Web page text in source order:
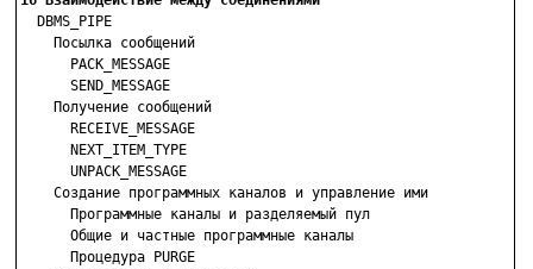
DBMS_PIPE
    Посылка сообщений
      PACK_MESSAGE
      SEND_MESSAGE
    Получение сообщений
      RECEIVE_MESSAGE
      NEXT_ITEM_TYPE
      UNPACK_MESSAGE
    Создание программных каналов и управление ими
      Программные каналы и разделяемый пул
      Общие и частные программные каналы
      Процедура PURGE